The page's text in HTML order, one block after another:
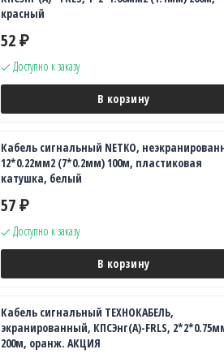
красный
52 ₽
Доступно к заказу
В корзину
Кабель сигнальный NETKO,
12*0.22мм2 (7*0.2мм) 100м, пластиковая
катушка, белый
57 ₽
Доступно к заказу
В корзину
Кабель сигнальный ТЕХНОКАБЕЛЬ,
экранированный, КПСЭнг(А)-FRLS,
200м, оранж. АКЦИЯ